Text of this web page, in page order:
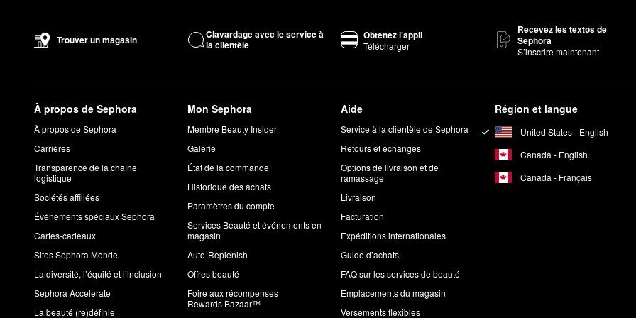
ponce aident à éliminer les cellules mortes de la peau, tandis que l’acide glycolique et l’acide lactique exfolient et augmentent la
Conçus pour améliorer la texture de votre peau et rehausser le facteur d’éclat, lesrondelles éclat du visage de First Aid Beauty sont
Vous pouvez appliquer lacrème hydratation intense Ultra Repair®sur le visage et le corps.
First Aid Beauty est-elle une marque pure et saine?
First Aid Beauty estPur et sain Sephoraet s’engage à garder plus de 1 300 ingrédients potentiellement nocifs hors de toutes les
comprennent des colorants artificiels, des parfums artificiels, des parabènes et de l’éthanol.
À quelle fréquence devriez-vous utiliser les rondelles éclat du visage de First Aid Beauty?
Vous pouvez utiliser les
rondelles éclat du visagede First Aid Beauty tous les jours.
Trouver un magasin
Clavardage avec le service à
la clientèle
Obtenez l’appli
Télécharger
Recevez les textos de
Sephora
S’inscrire maintenant
À propos de Sephora
À propos de Sephora
Carrières
Transparence de la chaîne
logistique
Sociétés affiliées
Événements spéciaux Sephora
Cartes-cadeaux
Sites Sephora Monde
La diversité, l’équité et l’inclusion
Sephora Accelerate
La beauté (re)définie
Mon Sephora
Membre Beauty Insider
Galerie
État de la commande
Historique des achats
Paramètres du compte
Services Beauté et événements en
magasin
Auto-Replenish
Offres beauté
Foire aux récompenses
Rewards Bazaar™
Aide
Service à la clientèle de Sephora
Retours et échanges
Options de livraison et de
ramassage
Livraison
Facturation
Expéditions internationales
Guide d’achats
FAQ sur les services de beauté
Emplacements du magasin
Versements flexibles
Région et langue
United States - English
Canada - English
Canada - Français